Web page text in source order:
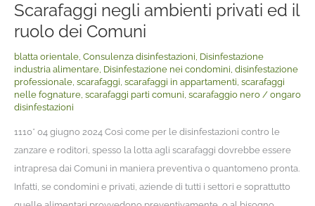
Scarafaggi negli ambienti privati ed il
ruolo dei Comuni
blatta orientale, Consulenza disinfestazioni, Disinfestazione
industria alimentare, Disinfestazione nei condomini, disinfestazione
professionale, scarafaggi, scarafaggi in appartamenti, scarafaggi
nelle fognature, scarafaggi parti comuni, scarafaggio nero/ ongaro
disinfestazioni
1110* 04 giugno 2024 Così come per le disinfestazioni contro le
zanzare e roditori, spesso la lotta agli scarafaggi dovrebbe essere
intrapresa dai Comuni in maniera preventiva o quantomeno pronta.
Infatti, se condomini e privati, aziende di tutti i settori e soprattutto